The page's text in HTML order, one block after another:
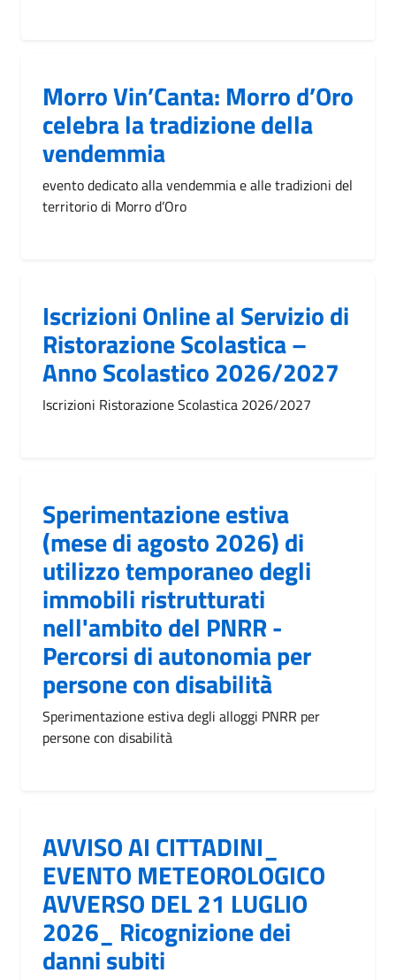
Morro Vin’Canta: Morro d’Oro
celebra la tradizione della
vendemmia
evento dedicato alla vendemmia e alle tradizioni del
territorio di Morro d’Oro
Iscrizioni Online al Servizio di
Ristorazione Scolastica –
Anno Scolastico 2026/2027
Iscrizioni Ristorazione Scolastica 2026/2027
Sperimentazione estiva
(mese di agosto 2026) di
utilizzo temporaneo degli
immobili ristrutturati
nell'ambito del PNRR -
Percorsi di autonomia per
persone con disabilità
Sperimentazione estiva degli alloggi PNRR per
persone con disabilità
AVVISO AI CITTADINI_
EVENTO METEOROLOGICO
AVVERSO DEL 21 LUGLIO
2026_ Ricognizione dei
danni subiti